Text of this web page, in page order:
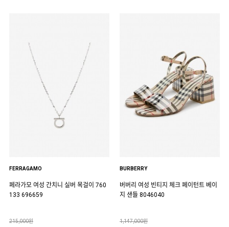
FERRAGAMO
페라가모 여성 간치니 실버 목걸이 760
133 696659
215,000원
BURBERRY
버버리 여성 빈티지 체크 페이턴트 베이
지 샌들 8046040
1,147,000원